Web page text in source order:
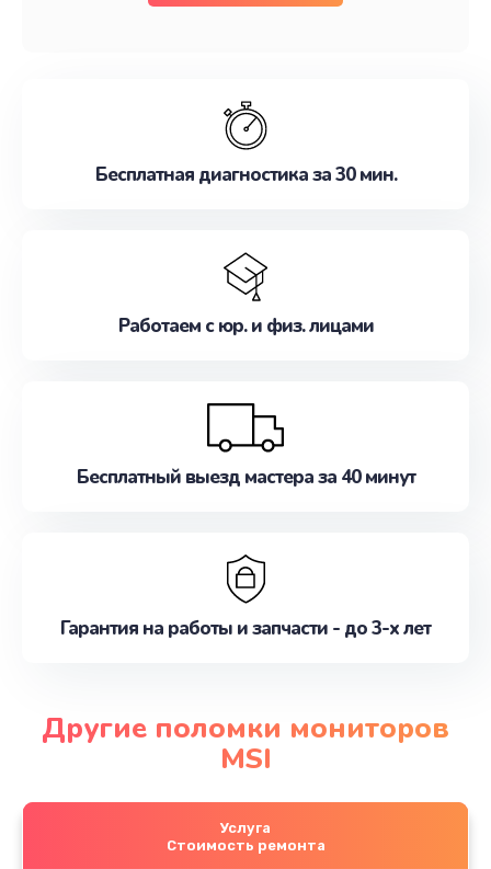
Бесплатная диагностика за 30 мин.
Работаем с юр. и физ. лицами
Бесплатный выезд мастера за 40 минут
Гарантия на работы и запчасти - до 3-х лет
Другие поломки мониторов
MSI
Услуга
Стоимость ремонта